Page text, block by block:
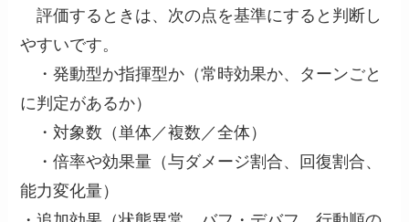
評価するときは、次の点を基準にすると判断し
やすいです。
・発動型か指揮型か（常時効果か、ターンごと
に判定があるか）
・対象数（単体／複数／全体）
・倍率や効果量（与ダメージ割合、回復割合、
能力変化量）